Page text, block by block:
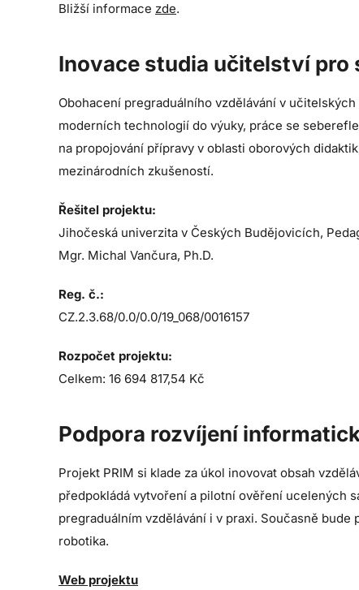
Bližší informace zde.
Inovace studia učitelství
Obohacení pregraduálního vzdělávání v
moderních technologií do výuky, práce se
na propojování přípravy v oblasti oborových
mezinárodních zkušeností.
Řešitel projektu:
Jihočeská univerzita v Českých Budějovicích,
Mgr. Michal Vančura, Ph.D.
Reg. č.:
CZ.2.3.68/0.0/0.0/19_068/0016157
Rozpočet projektu:
Celkem: 16 694 817,54 Kč
Podpora rozvíjení
Projekt PRIM si klade za úkol inovovat obsah
předpokládá vytvoření a pilotní ověření ucelených
pregraduálním vzdělávání i v praxi. Současně
robotika.
Web projektu